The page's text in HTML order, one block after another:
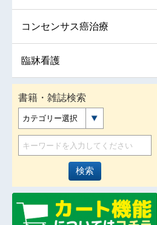
コンセンサス癌治療
臨牀看護
書籍・雑誌検索
カテゴリー選択